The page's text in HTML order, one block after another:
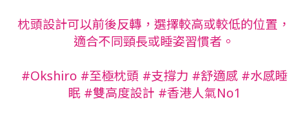
枕頭設計可以前後反轉，選擇較高或較低的位置，
適合不同頸長或睡姿習慣者。
#Okshiro #至極枕頭 #支撐力 #舒適感 #水感睡
眠 #雙高度設計 #香港人氣No1